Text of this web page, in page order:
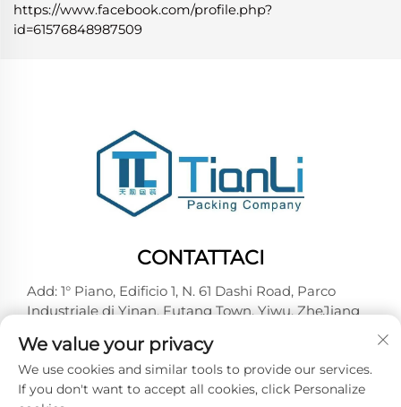
https://www.facebook.com/profile.php?
id=61576848987509
CONTATTACI
Add: 1° Piano, Edificio 1, N. 61 Dashi Road, Parco
Industriale di Yinan, Futang Town, Yiwu, ZheJiang
Tel: +86-18257492146
E-mail:[email protected]
We value your privacy
We use cookies and similar tools to provide our services.
If you don't want to accept all cookies, click Personalize